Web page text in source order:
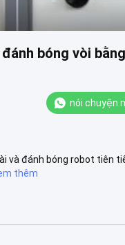
bóng vòi
nói chuyện
và đánh bóng robot tiên
thêm